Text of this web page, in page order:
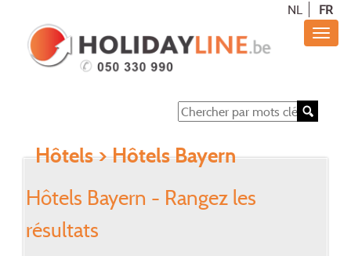
NL FR
Hôtels> Hôtels Bayern
Hôtels Bayern - Rangez les
résultats